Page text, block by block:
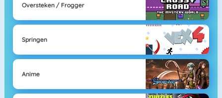
Oversteken / Frogger
Springen
Anime